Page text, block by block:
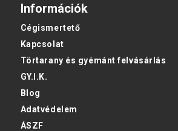
Információk
Cégismertető
Kapcsolat
Törtarany és gyémánt felvásárlás
GY.I.K.
Blog
Adatvédelem
ÁSZF